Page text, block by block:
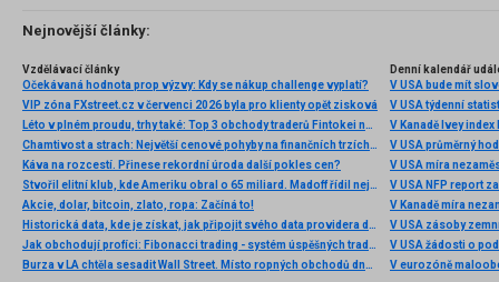
několik příkladů nejznámějších z nich.
Nejnovější články:
Vzdělávací články
Očekávaná hodnota prop výzvy: Kdy se nákup challenge vyplatí?
VIP zóna FXstreet.cz v červenci 2026 byla pro klienty opět zisková
Léto v plném proudu, trhy také: Top 3 obchody traderů Fintokei na indexech a zlatě
Chamtivost a strach: Největší cenové pohyby na finančních trzích (červenec 2026)
Káva na rozcestí. Přinese rekordní úroda další pokles cen?
Stvořil elitní klub, kde Ameriku obral o 65 miliard. Madoff řídil největší Ponzi dějin
Akcie, dolar, bitcoin, zlato, ropa: Začíná to!
Historická data, kde je získat, jak připojit svého data providera do MultiCharts a proč je budeme potřebovat? (4. díl)
Jak obchodují profíci: Fibonacci trading - systém úspěšných traderů
Burza v LA chtěla sesadit Wall Street. Místo ropných obchodů dnes místem duní basy
Denní kalendář
V USA bude mít
V USA týdenní
V Kanadě Ivey index
V USA průměrný
V USA míra
V USA NFP report
V Kanadě míra
V USA zásoby
V USA žádosti o
V eurozóně